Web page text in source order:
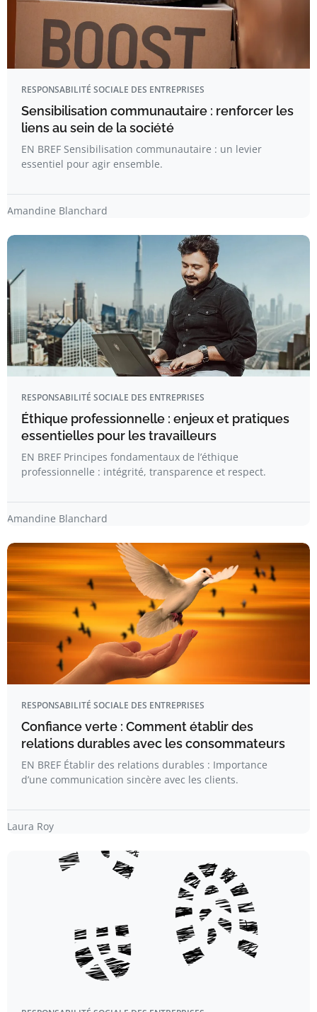
RESPONSABILITÉ SOCIALE DES ENTREPRISES
Sensibilisation communautaire : renforcer les
liens au sein de la société
EN BREF Sensibilisation communautaire : un levier
essentiel pour agir ensemble.
Amandine Blanchard
RESPONSABILITÉ SOCIALE DES ENTREPRISES
Éthique professionnelle : enjeux et pratiques
essentielles pour les travailleurs
EN BREF Principes fondamentaux de l’éthique
professionnelle : intégrité, transparence et respect.
Amandine Blanchard
RESPONSABILITÉ SOCIALE DES ENTREPRISES
Confiance verte : Comment établir des
relations durables avec les consommateurs
EN BREF Établir des relations durables : Importance
d’une communication sincère avec les clients.
Laura Roy